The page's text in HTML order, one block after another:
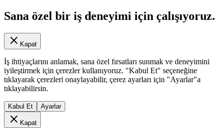
Sana özel bir iş deneyimi için çalışıyoruz.
Kapat
İş ihtiyaçlarını anlamak, sana özel fırsatları sunmak ve deneyimini
iyileştirmek için çerezler kullanıyoruz. "Kabul Et" seçeneğine
tıklayarak çerezleri onaylayabilir, çerez ayarları için "Ayarlar"a
tıklayabilirsin.
Kabul Et Ayarlar
Kapat